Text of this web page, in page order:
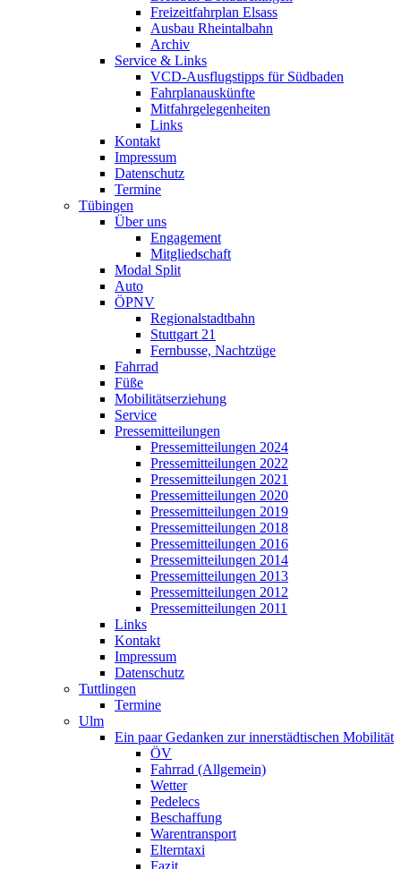
Freizeitfahrplan Elsass
Ausbau Rheintalbahn
Archiv
Service & Links
VCD-Ausflugstipps für Südbaden
Fahrplanauskünfte
Mitfahrgelegenheiten
Links
Kontakt
Impressum
Datenschutz
Termine
Tübingen
Über uns
Engagement
Mitgliedschaft
Modal Split
Auto
ÖPNV
Regionalstadtbahn
Stuttgart 21
Fernbusse, Nachtzüge
Fahrrad
Füße
Mobilitätserziehung
Service
Pressemitteilungen
Pressemitteilungen 2024
Pressemitteilungen 2022
Pressemitteilungen 2021
Pressemitteilungen 2020
Pressemitteilungen 2019
Pressemitteilungen 2018
Pressemitteilungen 2016
Pressemitteilungen 2014
Pressemitteilungen 2013
Pressemitteilungen 2012
Pressemitteilungen 2011
Links
Kontakt
Impressum
Datenschutz
Tuttlingen
Termine
Ulm
Ein paar Gedanken zur innerstädtischen Mobilität
ÖV
Fahrrad (Allgemein)
Wetter
Pedelecs
Beschaffung
Warentransport
Elterntaxi
Fazit